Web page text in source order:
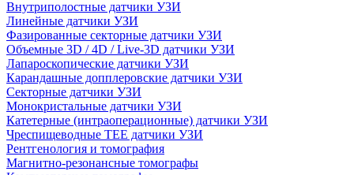
Внутриполостные датчики УЗИ
Линейные датчики УЗИ
Фазированные секторные датчики УЗИ
Объемные 3D / 4D / Live-3D датчики УЗИ
Лапароскопические датчики УЗИ
Карандашные допплеровские датчики УЗИ
Секторные датчики УЗИ
Монокристальные датчики УЗИ
Катетерные (интраоперационные) датчики УЗИ
Чреспищеводные TEE датчики УЗИ
Рентгенология и томография
Магнитно-резонансные томографы